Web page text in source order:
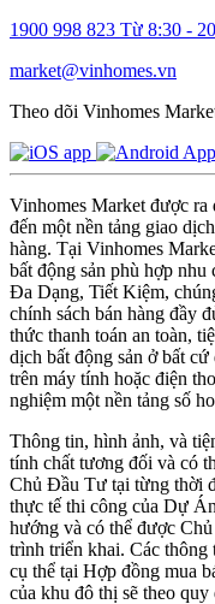
1900 998 823 Từ 8:30 -
market@vinhomes.vn
Theo dõi Vinhomes
Vinhomes Market được ra
đến một nền tảng giao
hàng. Tại Vinhomes
bất động sản phù hợp
Đa Dạng, Tiết Kiệm,
chính sách bán hàng đầy
thức thanh toán an toàn,
dịch bất động sản ở bất
trên máy tính hoặc điện
nghiệm một nền tảng số
Thông tin, hình ảnh, và
tính chất tương đối và có
Chủ Đầu Tư tại từng thời
thực tế thi công của Dự
hướng và có thể được
trình triển khai. Các thông
cụ thể tại Hợp đồng mua
của khu đô thị sẽ theo